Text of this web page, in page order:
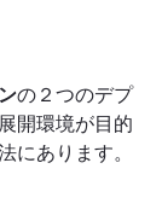
の２つのデプ
開環境が目的
あります。